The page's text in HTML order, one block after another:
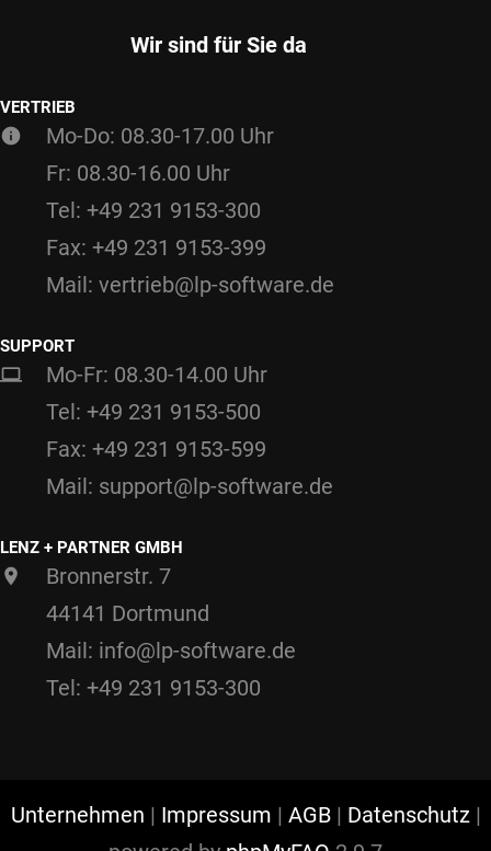
Wir sind für Sie da
VERTRIEB
Mo-Do: 08.30-17.00 Uhr
Fr: 08.30-16.00 Uhr
Tel: +49 231 9153-300
Fax: +49 231 9153-399
Mail: vertrieb@lp-software.de
SUPPORT
Mo-Fr: 08.30-14.00 Uhr
Tel: +49 231 9153-500
Fax: +49 231 9153-599
Mail: support@lp-software.de
LENZ + PARTNER GMBH
Bronnerstr. 7
44141 Dortmund
Mail: info@lp-software.de
Tel: +49 231 9153-300
Unternehmen | Impressum | AGB | Datenschutz|